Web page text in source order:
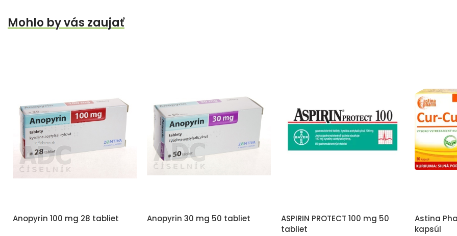
Mohlo by vás zaujať
Anopyrin 100 mg 28 tabliet Anopyrin 30 mg 50 tabliet
ASPIRIN PROTECT 100 mg 50
tabliet
Astina
kapsúl